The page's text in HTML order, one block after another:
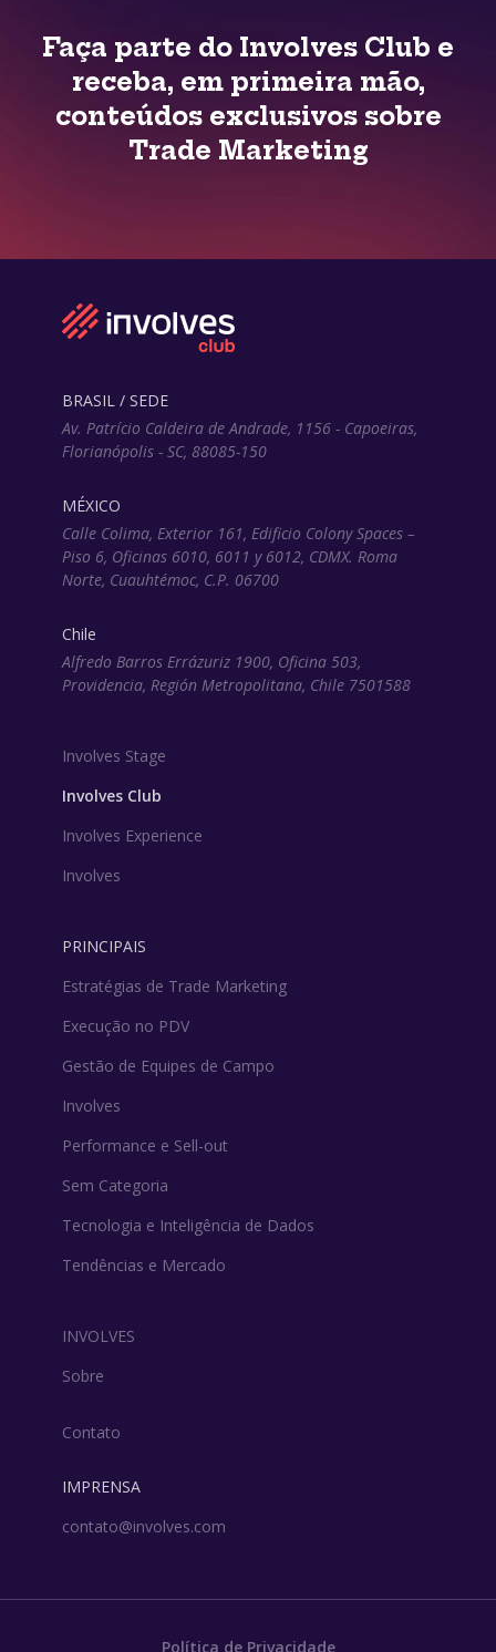
Faça parte do Involves Club e
receba, em primeira mão,
conteúdos exclusivos sobre
Trade Marketing
BRASIL / SEDE
Av. Patrício Caldeira de Andrade, 1156 - Capoeiras,
Florianópolis - SC, 88085-150
MÉXICO
Calle Colima, Exterior 161, Edificio Colony Spaces –
Piso 6, Oficinas 6010, 6011 y 6012, CDMX. Roma
Norte, Cuauhtémoc, C.P. 06700
Chile
Alfredo Barros Errázuriz 1900, Oficina 503,
Providencia, Región Metropolitana, Chile 7501588
Involves Stage
Involves Club
Involves Experience
Involves
PRINCIPAIS
Estratégias de Trade Marketing
Execução no PDV
Gestão de Equipes de Campo
Involves
Performance e Sell-out
Sem Categoria
Tecnologia e Inteligência de Dados
Tendências e Mercado
INVOLVES
Sobre
Contato
IMPRENSA
contato@involves.com
Política de Privacidade